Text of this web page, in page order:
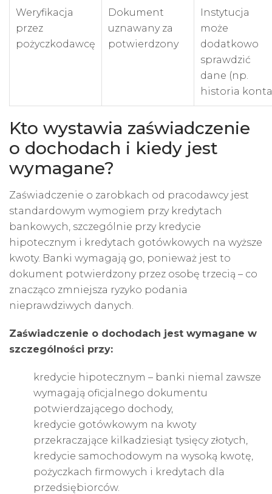
Weryfikacja
przez
pożyczkodawcę
Dokument
uznawany za
potwierdzony
Instytucja
może
dodatkowo
sprawdzić
dane (np.
historia
Kto wystawia zaświadczenie
o dochodach i kiedy jest
wymagane?
Zaświadczenie o zarobkach od pracodawcy jest
standardowym wymogiem przy kredytach
bankowych, szczególnie przy kredycie
hipotecznym i kredytach gotówkowych na wyższe
kwoty. Banki wymagają go, ponieważ jest to
dokument potwierdzony przez osobę trzecią – co
znacząco zmniejsza ryzyko podania
nieprawdziwych danych.
Zaświadczenie o dochodach jest wymagane w
szczególności przy:
kredycie hipotecznym – banki niemal zawsze
wymagają oficjalnego dokumentu
potwierdzającego dochody,
kredycie gotówkowym na kwoty
przekraczające kilkadziesiąt tysięcy złotych,
kredycie samochodowym na wysoką kwotę,
pożyczkach firmowych i kredytach dla
przedsiębiorców.